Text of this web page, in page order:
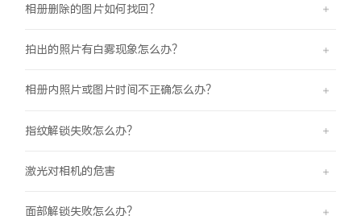
相册删除的图片如何找回？
拍出的照片有白雾现象怎么办？
相册内照片或图片时间不正确怎么办？
指纹解锁失败怎么办？
激光对相机的危害
面部解锁失败怎么办？